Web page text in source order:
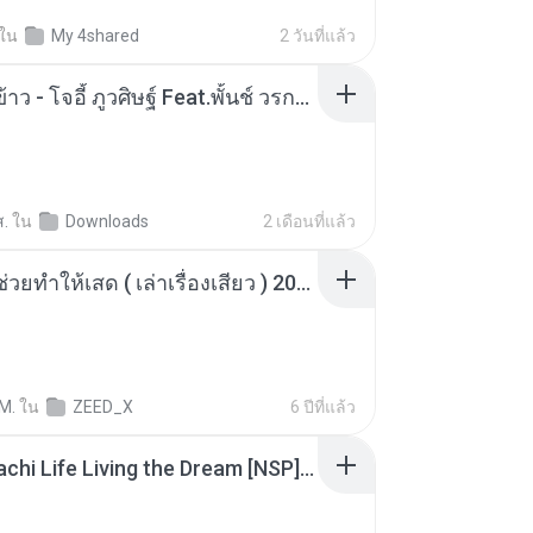
น My 4shared 2 วันที่แล้ว
หม้อหุงข้าว - โจอี้ ภูวศิษฐ์ Feat.พั้นช์ วรกาญจน์-315237.mp3
ใน Downloads 2 เดือนที่แล้ว
เพื่อนพี่ ช่วยทำให้เสด ( เล่าเรื่องเสียว ) 201.mp3
ใน ZEED_X 6 ปีที่แล้ว
Tomodachi Life Living the Dream [NSP].torrent